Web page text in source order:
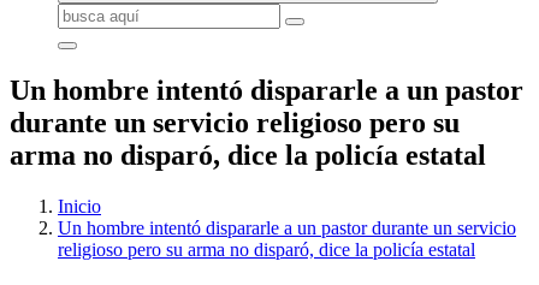
Buscar:
Un hombre intentó dispararle a un pastor
durante un servicio religioso pero su
arma no disparó, dice la policía estatal
Inicio
Un hombre intentó dispararle a un pastor durante un servicio
religioso pero su arma no disparó, dice la policía estatal